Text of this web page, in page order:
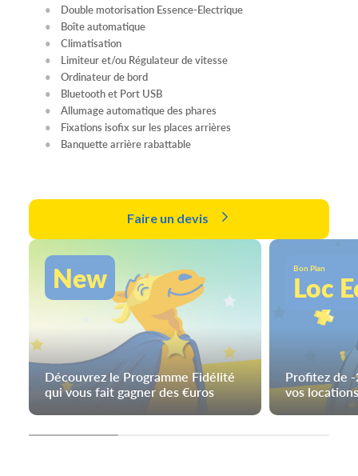
Double motorisation Essence-Electrique
Boîte automatique
Climatisation
Limiteur et/ou Régulateur de vitesse
Ordinateur de bord
Bluetooth et Port USB
Allumage automatique des phares
Fixations isofix sur les places arrières
Banquette arrière rabattable
Faire un devis
New
Découvrez le Programme Fidélité
qui vous fait gagner des €uros
Bon Plan
Loc
Profitez de
vos